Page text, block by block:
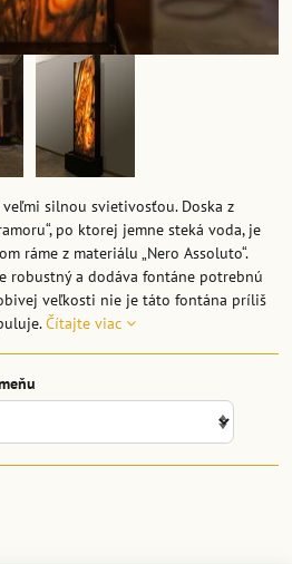
silnou svietivosťou. Doska z
po ktorej jemne steká voda, je
ráme z materiálu „Nero Assoluto“.
robustný a dodáva fontáne potrebnú
veľkosti nie je táto fontána príliš
Čítajte viac